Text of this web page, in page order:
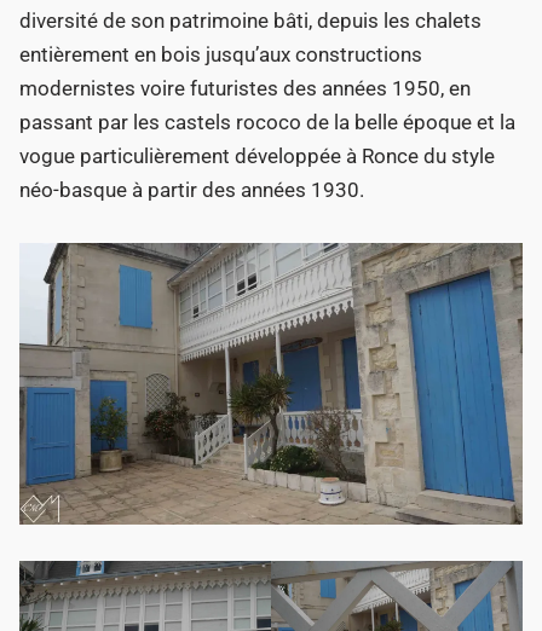
diversité de son patrimoine bâti, depuis les chalets
entièrement en bois jusqu’aux constructions
modernistes voire futuristes des années 1950, en
passant par les castels rococo de la belle époque et la
vogue particulièrement développée à Ronce du style
néo-basque à partir des années 1930.